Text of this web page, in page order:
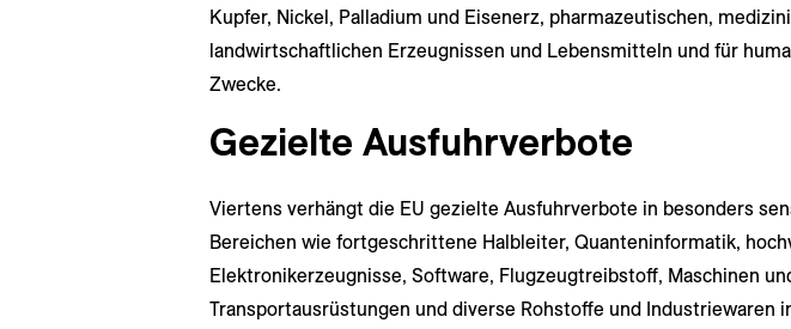
Kupfer, Nickel, Palladium und Eisenerz, pharmazeutischen,
landwirtschaftlichen Erzeugnissen und Lebensmitteln und für
Zwecke.
Gezielte Ausfuhrverbote
Viertens verhängt die EU gezielte Ausfuhrverbote in besonders
Bereichen wie fortgeschrittene Halbleiter, Quanteninformatik,
Elektronikerzeugnisse, Software, Flugzeugtreibstoff, Maschinen
Transportausrüstungen und diverse Rohstoffe und Industriewaren